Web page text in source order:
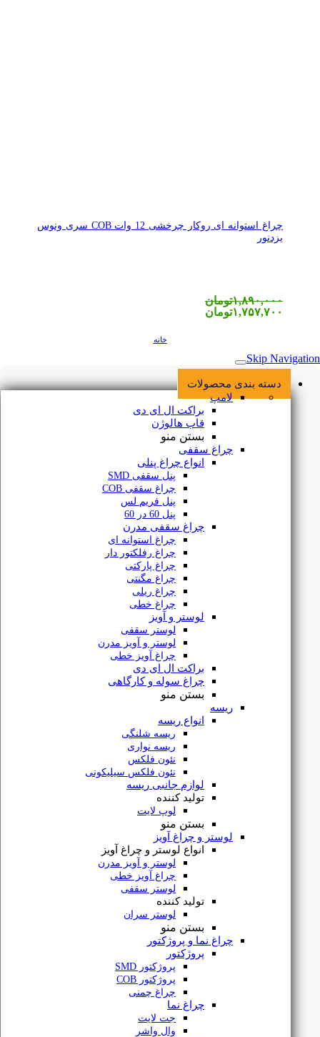
چراغ استوانه ای روکار چرخشی 12 وات COB سری ونوس
یزدنور
۱,۸۹۰,۰۰۰تومان
۱,۷۵۷,۷۰۰تومان
چراغ سقفی سنسوردار 18 وات داتیس
خانه
Skip Navigation
دسته بندی محصولات
لامپ
براکت ال ای دی
قاب هالوژن
بستن منو
چراغ سقفی
انواع چراغ پنلی
پنل سقفی SMD
چراغ سقفی COB
پنل فریم لس
پنل 60 در 60
چراغ سقفی مدرن
چراغ استوانه ای
چراغ رفلکتور دار
چراغ پارکتی
چراغ مگنتی
چراغ ریلی
چراغ خطی
لوستر و آویز
لوستر سقفی
لوستر و آویز مدرن
چراغ آویز خطی
براکت ال ای دی
چراغ سوله و کارگاهی
بستن منو
ریسه
انواع ریسه
ریسه شلنگی
ریسه نواری
نئون فلکس
نئون فلکس سیلیکونی
لوازم جانبی ریسه
تولید کننده
لوپ لایت
بستن منو
لوستر و چراغ آویز
انواع لوستر و چراغ آویز
لوستر و آویز مدرن
چراغ آویز خطی
لوستر سقفی
تولید کننده
لوستر سران
بستن منو
چراغ نما و پروژکتور
پروژکتور
پروژکتور SMD
پروژکتور COB
چراغ چمنی
چراغ نما
جت لایت
وال واشر